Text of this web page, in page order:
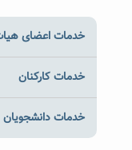
خدمات اعضای
خدمات کارکنان
خدمات دانشجویان